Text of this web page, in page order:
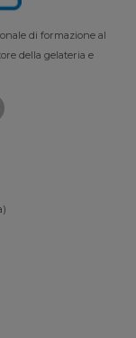
di formazione al
della gelateria e